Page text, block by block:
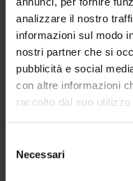
analizzare il nostro
informazioni sul modo
nostri partner che si
pubblicità e social
con altre informazioni
raccolto dal suo
delNecessari
I Linkin Parksaranno
SNAI La Maura –Via
Giugno 2025.
Coloro che volessero
, potranno
immerso nel verde e
Metropolitana.
per il tuo evento senza
offertenella nostra